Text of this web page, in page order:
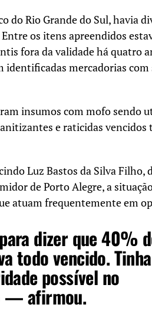
do Rio Grande do Sul, havia
os itens apreendidos
fora da validade há quatro
identificadas mercadorias
insumos com mofo sendo
e raticidas vencidos
Luz Bastos da Silva Filho,
de Porto Alegre, a
atuam frequentemente em
dizer que 40%
todo vencido.
possível no
— afirmou.